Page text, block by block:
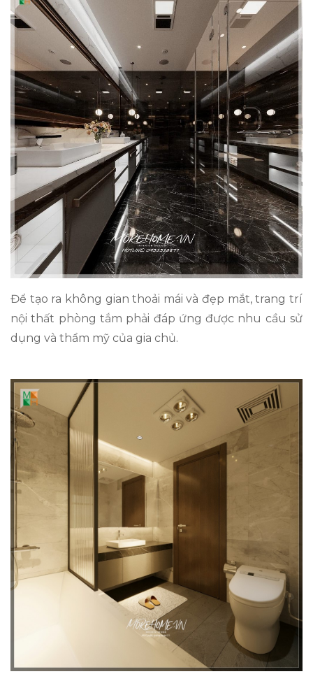
Để tạo ra không gian thoải mái và đẹp mắt, trang trí
nội thất phòng tắm phải đáp ứng được nhu cầu sử
dụng và thẩm mỹ của gia chủ.